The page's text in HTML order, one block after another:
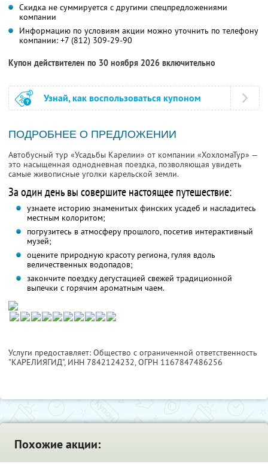
Скидка не суммируется с другими спецпредложениями
компании
Информацию по условиям акции можно уточнить по телефону
компании: +7 (812) 309-29-90
Купон действителен по 30 ноября 2026 включительно
Узнай, как воспользоваться купоном
ПОДРОБНЕЕ О ПРЕДЛОЖЕНИИ
Автобусный тур «Усадьбы Карелии» от компании «ХохломаТур» —
это насыщенная однодневная поездка, позволяющая увидеть
самые живописные уголки карельской земли.
За один день вы совершите настоящее путешествие:
узнаете историю знаменитых финских усадеб и насладитесь
местным колоритом;
погрузитесь в атмосферу прошлого, посетив интерактивный
музей;
оцените природную красоту региона, гуляя вдоль
величественных водопадов;
закончите поездку дегустацией свежей традиционной
выпечки с горячим ароматным чаем.
Услуги предоставляет: Общество с ограниченной ответственность
"КАРЕЛИЯГИД", ИНН 7842124232, ОГРН 1167847486256
Похожие акции: